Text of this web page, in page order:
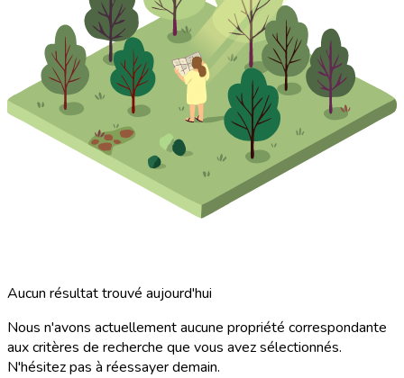
Aucun résultat trouvé aujourd'hui
Nous n'avons actuellement aucune propriété correspondante
aux critères de recherche que vous avez sélectionnés.
N'hésitez pas à réessayer demain.